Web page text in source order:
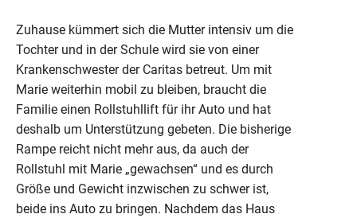
Zuhause kümmert sich die Mutter intensiv um die
Tochter und in der Schule wird sie von einer
Krankenschwester der Caritas betreut. Um mit
Marie weiterhin mobil zu bleiben, braucht die
Familie einen Rollstuhllift für ihr Auto und hat
deshalb um Unterstützung gebeten. Die bisherige
Rampe reicht nicht mehr aus, da auch der
Rollstuhl mit Marie „gewachsen“ und es durch
Größe und Gewicht inzwischen zu schwer ist,
beide ins Auto zu bringen. Nachdem das Haus